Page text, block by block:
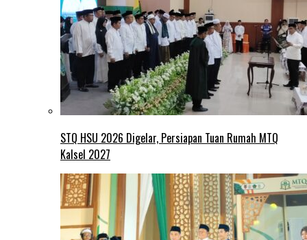
STQ HSU 2026 Digelar, Persiapan Tuan Rumah MTQ
Kalsel 2027